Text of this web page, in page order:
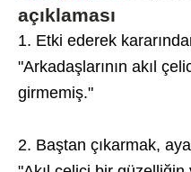
açıklaması
1. Etki ederek
"Arkadaşlarının akıl
girmemiş."
2. Baştan çıkarmak,